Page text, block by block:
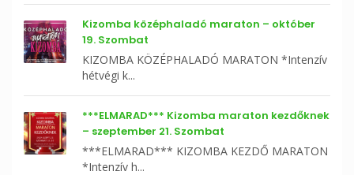
Kizomba középhaladó maraton – október
19. Szombat
KIZOMBA KÖZÉPHALADÓ MARATON *Intenzív
hétvégi k...
***ELMARAD*** Kizomba maraton kezdőknek
– szeptember 21. Szombat
***ELMARAD*** KIZOMBA KEZDŐ MARATON
*Intenzív h...